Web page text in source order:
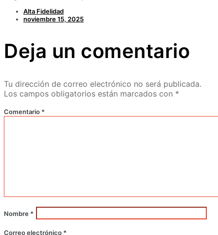
Alta Fidelidad
noviembre 15, 2025
Deja un comentario
Tu dirección de correo electrónico no será publicada.
Los campos obligatorios están marcados con *
Comentario *
Nombre *
Correo electrónico *